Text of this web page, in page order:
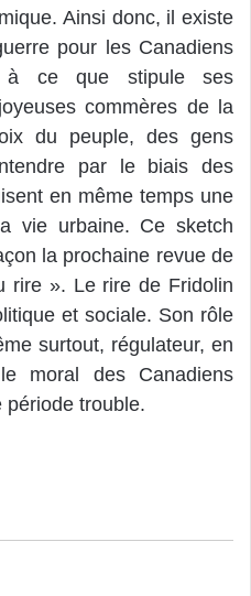
Ainsi donc, il existe
pour les Canadiens
à ce que stipule ses
commères de la
du peuple, des gens
par le biais des
en même temps une
vie urbaine. Ce sketch
la prochaine revue de
rire ». Le rire de Fridolin
et sociale. Son rôle
surtout, régulateur, en
moral des Canadiens
période trouble.